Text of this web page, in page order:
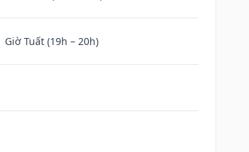
Giờ Tuất (19h – 20h)